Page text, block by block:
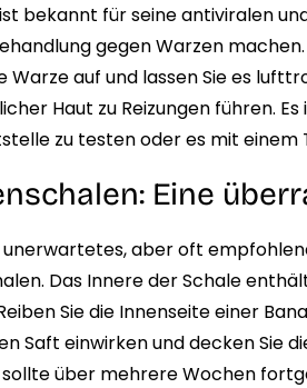
bekannt für seine antiviralen
gegen Warzen
Warze auf und lassen Sie es
Haut zu Reizungen führen.
zu testen oder es mit einem
Eine
unerwartetes, aber oft
Das Innere der Schale
Sie die Innenseite einer
Saft einwirken und decken Sie
über mehrere Wochen